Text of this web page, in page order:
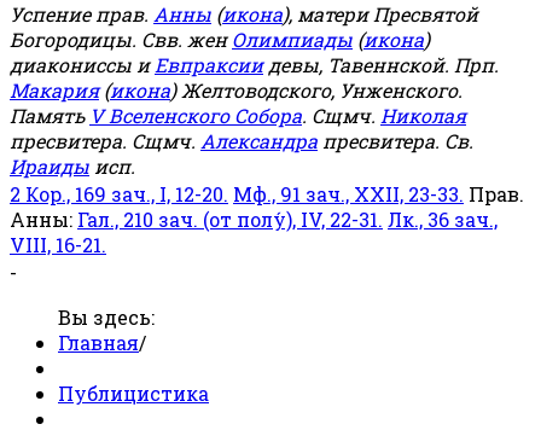
Успение прав. Анны (икона), матери Пресвятой
Богородицы. Свв. женОлимпиады (икона)
диакониссы иЕвпраксиидевы, Тавеннской. Прп.
Макария(икона) Желтоводского, Унженского.
Память V Вселенского Собора. Сщмч. Николая
пресвитера. Сщмч. Александра пресвитера. Св.
Ираиды исп.
2 Кор., 169 зач., I, 12-20. Мф., 91 зач., XXII, 23-33. Прав.
Анны: Гал., 210 зач. (от полу́), IV, 22-31. Лк., 36 зач.,
VIII, 16-21.
-
Вы здесь:
Главная/
Публицистика